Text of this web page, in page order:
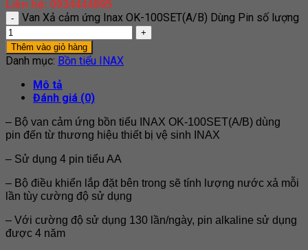
Liên hệ: 0934444895
Van Xả cảm ứng Inax OK-100SET(A/B) Dùng Pin số lượng
Thêm vào giỏ hàng
Danh mục: Bồn tiểu INAX
Mô tả
Đánh giá (0)
– Bộ van cảm ứng bồn tiểu INAX OK-100SET(A/B) dùng
pin đến từ thương hiệu thiết bị vệ sinh INAX
– Sử dụng 4 pin tiểu AA
– Bộ điều khiển lắp đặt bên trong sẽ tính lượng nước xả mỗi
lần tùy cường độ sử dụng
– Với cường độ sử dụng 130 lần/ngày, pin alkaline sử dụng
được 4 năm